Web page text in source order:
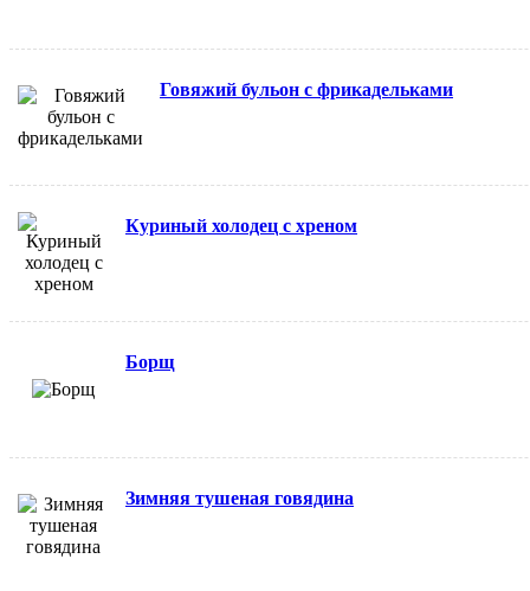
Говяжий бульон с фрикадельками
Куриный холодец с хреном
Борщ
Зимняя тушеная говядина